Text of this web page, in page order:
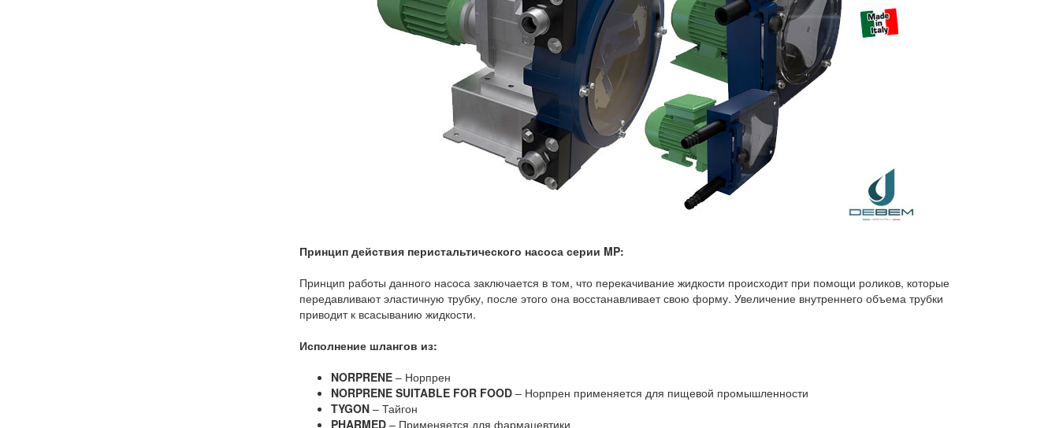
Принцип действия перистальтического насоса серии MP:
Принцип работы данного насоса заключается в том, что перекачивание жидкости происходит при помощи роликов, которые
передавливают эластичную трубку, после этого она восстанавливает свою форму. Увеличение внутреннего объема трубки
приводит к всасыванию жидкости.
Исполнение шлангов из:
NORPRENE– Норпрен
NORPRENE SUITABLE FOR FOOD– Норпрен применяется для пищевой промышленности
TYGON– Тайгон
PHARMED– Применяется для фармацевтики